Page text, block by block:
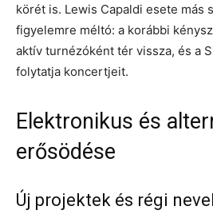
körét is. Lewis Capaldi esete más
figyelemre méltó: a korábbi
aktív turnézóként tér vissza, és a
folytatja koncertjeit.
Elektronikus és
erősödése
Új projektek és régi